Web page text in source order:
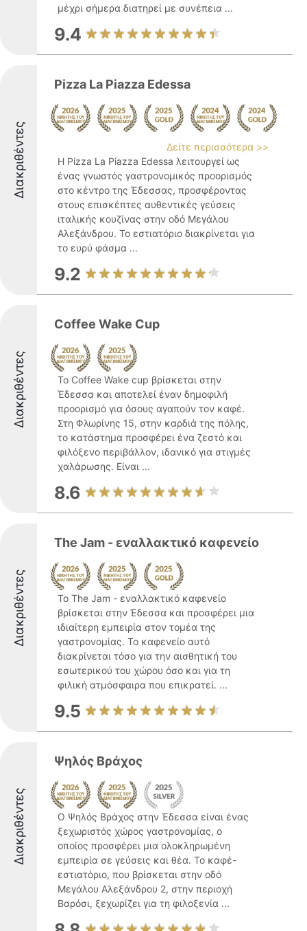
μέχρι σήμερα διατηρεί με συνέπεια ...
9.4
Διακριθέντες
Pizza La Piazza Edessa
Δείτε περισσότερα >>
Η Pizza La Piazza Edessa λειτουργεί ως
ένας γνωστός γαστρονομικός προορισμός
στο κέντρο της Έδεσσας, προσφέροντας
στους επισκέπτες αυθεντικές γεύσεις
ιταλικής κουζίνας στην οδό Μεγάλου
Αλεξάνδρου. Το εστιατόριο διακρίνεται για
το ευρύ φάσμα ...
9.2
Διακριθέντες
Coffee Wake Cup
Το Coffee Wake cup βρίσκεται στην
Έδεσσα και αποτελεί έναν δημοφιλή
προορισμό για όσους αγαπούν τον καφέ.
Στη Φλωρίνης 15, στην καρδιά της πόλης,
το κατάστημα προσφέρει ένα ζεστό και
φιλόξενο περιβάλλον, ιδανικό για στιγμές
χαλάρωσης. Είναι ...
8.6
Διακριθέντες
The Jam - εναλλακτικό καφενείο
Το The Jam - εναλλακτικό καφενείο
βρίσκεται στην Έδεσσα και προσφέρει μια
ιδιαίτερη εμπειρία στον τομέα της
γαστρονομίας. Το καφενείο αυτό
διακρίνεται τόσο για την αισθητική του
εσωτερικού του χώρου όσο και για τη
φιλική ατμόσφαιρα που επικρατεί. ...
9.5
Διακριθέντες
Ψηλός Βράχος
Ο Ψηλός Βράχος στην Έδεσσα είναι ένας
ξεχωριστός χώρος γαστρονομίας, ο
οποίος προσφέρει μια ολοκληρωμένη
εμπειρία σε γεύσεις και θέα. Το καφέ-
εστιατόριο, που βρίσκεται στην οδό
Μεγάλου Αλεξάνδρου 2, στην περιοχή
Βαρόσι, ξεχωρίζει για τη φιλοξενία ...